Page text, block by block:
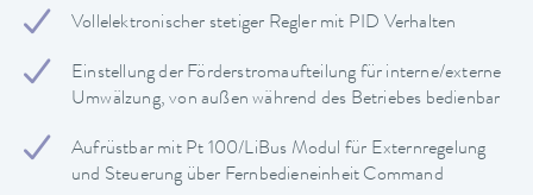
Vollelektronischer stetiger Regler mit PID Verhalten
Einstellung der Förderstromaufteilung für interne/externe
Umwälzung, von außen während des Betriebes bedienbar
Aufrüstbar mit Pt 100/LiBus Modul für Externregelung
und Steuerung über Fernbedieneinheit Command